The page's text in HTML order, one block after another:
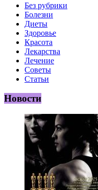
Без рубрики
Болезни
Диеты
Здоровье
Красота
Лекарства
Лечение
Советы
Статьи
Новости